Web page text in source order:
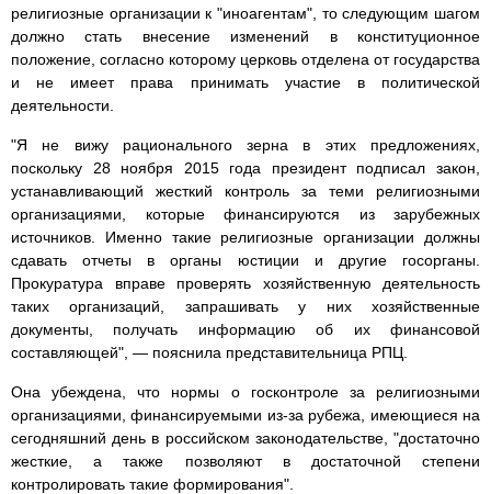
религиозные организации к "иноагентам", то следующим шагом
должно стать внесение изменений в конституционное
положение, согласно которому церковь отделена от государства
и не имеет права принимать участие в политической
деятельности.
"Я не вижу рационального зерна в этих предложениях,
поскольку 28 ноября 2015 года президент подписал закон,
устанавливающий жесткий контроль за теми религиозными
организациями, которые финансируются из зарубежных
источников. Именно такие религиозные организации должны
сдавать отчеты в органы юстиции и другие госорганы.
Прокуратура вправе проверять хозяйственную деятельность
таких организаций, запрашивать у них хозяйственные
документы, получать информацию об их финансовой
составляющей", — пояснила представительница РПЦ.
Она убеждена, что нормы о госконтроле за религиозными
организациями, финансируемыми из-за рубежа, имеющиеся на
сегодняшний день в российском законодательстве, "достаточно
жесткие, а также позволяют в достаточной степени
контролировать такие формирования".